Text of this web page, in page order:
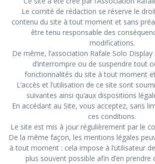
Le comité de rédaction se réserve le
contenu du site à tout moment et sans
être tenu responsable des
modifications.
De même, l’association Rafale Solo
d’interrompre ou de suspendre tout
fonctionnalités du site à tout moment
L’accès et l’utilisation de ce site sont
suivantes ainsi qu’aux dispositions
En accédant au Site, vous acceptez, sans
ces conditions.
Le site est mis à jour régulièrement par le
De la même façon, les mentions légales
à tout moment : cela impose à l’utilisateur
plus souvent possible afin d’en prendre